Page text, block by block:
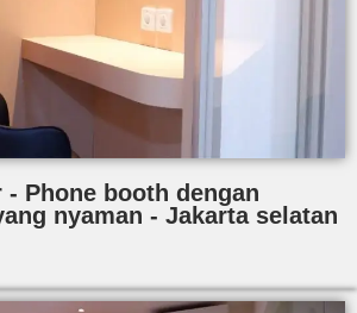
Phone booth dengan
nyaman - Jakarta selatan